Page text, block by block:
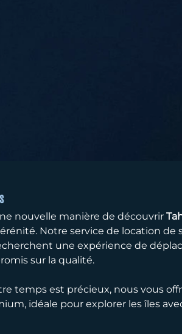
nouvelle manière de découvrir
Notre service de location de
une expérience de
sur la qualité.
temps est précieux, nous vous
idéale pour explorer les îles